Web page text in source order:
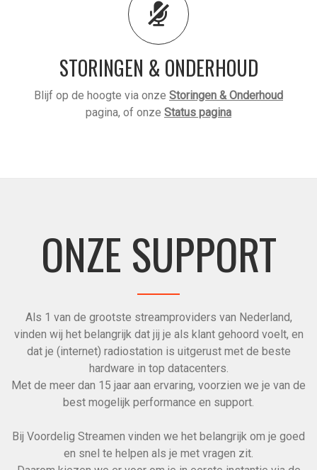
STORINGEN & ONDERHOUD
Blijf op de hoogte via onze Storingen & Onderhoud
pagina, of onze Status pagina
ONZE SUPPORT
Als 1 van de grootste streamproviders van Nederland,
vinden wij het belangrijk dat jij je als klant gehoord voelt, en
dat je (internet) radiostation is uitgerust met de beste
hardware in top datacenters.
Met de meer dan 15 jaar aan ervaring, voorzien we je van de
best mogelijk performance en support.
Bij Voordelig Streamen vinden we het belangrijk om je goed
en snel te helpen als je met vragen zit.